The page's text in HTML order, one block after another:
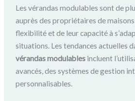
Les vérandas modulables sont de
auprès des propriétaires de
flexibilité et de leur capacité à
situations. Les tendances actuelles
vérandas modulables incluent
avancés, des systèmes de gestion
personnalisables.